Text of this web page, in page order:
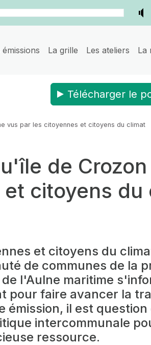
émissions La grille Les ateliers La
Télécharger le
vus par les citoyennes et citoyens du climat
de
citoyens du
et citoyens du
de communes de la
l'Aulne maritime
pour faire avancer la
émission, il est
intercommunale
ressource.